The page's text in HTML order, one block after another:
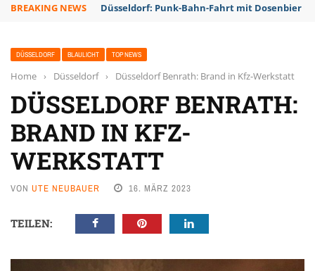
BREAKING NEWS Düsseldorf: Punk-Bahn-Fahrt mit Dosenbier
DÜSSELDORF BLAULICHT TOP NEWS
Home › Düsseldorf › Düsseldorf Benrath: Brand in Kfz-Werkstatt
DÜSSELDORF BENRATH:
BRAND IN KFZ-
WERKSTATT
VON UTE NEUBAUER 16. MÄRZ 2023
TEILEN: